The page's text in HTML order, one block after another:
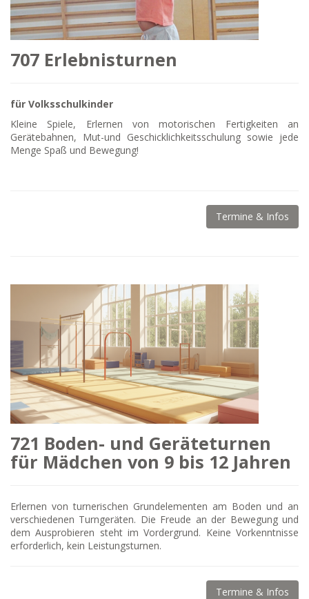
707 Erlebnisturnen
für Volksschulkinder
Kleine Spiele, Erlernen von motorischen Fertigkeiten an
Gerätebahnen, Mut-und Geschicklichkeitsschulung sowie jede
Menge Spaß und Bewegung!
Termine & Infos
721 Boden- und Geräteturnen
für Mädchen von 9 bis 12 Jahren
Erlernen von turnerischen Grundelementen am Boden und an
verschiedenen Turngeräten. Die Freude an der Bewegung und
dem Ausprobieren steht im Vordergrund. Keine Vorkenntnisse
erforderlich, kein Leistungsturnen.
Termine & Infos